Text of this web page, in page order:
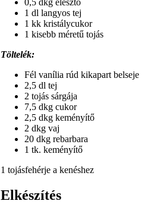
0,5 dkg élesztő
1 dl langyos tej
1 kk kristálycukor
1 kisebb méretű tojás
Töltelék:
Fél vanília rúd kikapart belseje
2,5 dl tej
2 tojás sárgája
7,5 dkg cukor
2,5 dkg keményítő
2 dkg vaj
20 dkg rebarbara
1 tk. keményítő
1 tojásfehérje a kenéshez
Elkészítés